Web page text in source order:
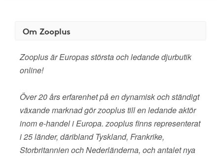
Om Zooplus
Zooplus är Europas största och ledande djurbutik
online!
Över 20 års erfarenhet på en dynamisk och ständigt
växande marknad gör zooplus till en ledande aktör
inom e-handel i Europa. zooplus finns representerat
i 25 länder, däribland Tyskland, Frankrike,
Storbritannien och Nederländerna, och antalet nya